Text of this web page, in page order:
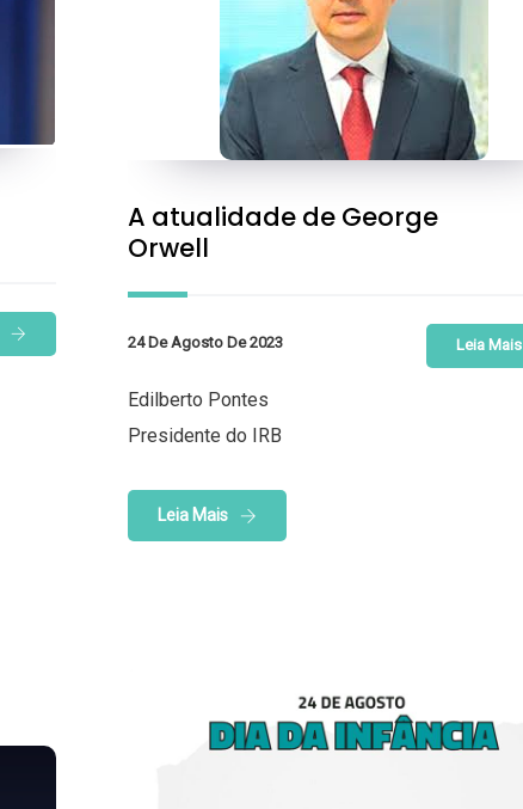
A atualidade de George
Orwell
24 De Agosto De 2023 Leia Mais
Edilberto Pontes
Presidente do IRB
Leia Mais